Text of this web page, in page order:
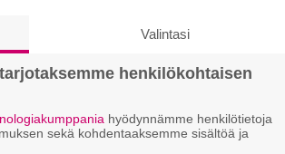
Valintasi
henkilökohtaisen
hyödynnämme henkilötietoja
sekä kohdentaaksemme sisältöä ja